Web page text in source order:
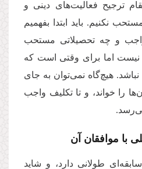
ترجیح فعالیت‌های دینی و
نکنیم. باید ابتدا بفهمیم
و چه تحصیلاتی مستحب
اما برای وقتی است که
هیچ‌گاه نمی‌توان به جای
را خواند، و تا تکلیف واجب
با موافقان آن
طولانی دارد، و شاید